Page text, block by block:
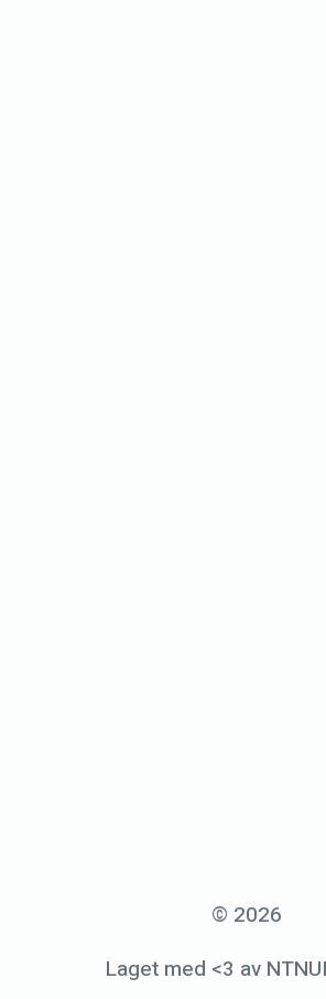
© 2026
Laget med <3 av